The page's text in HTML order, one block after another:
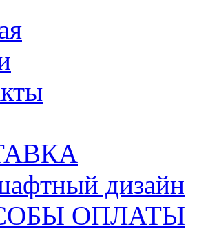
дизайн
ОПЛАТЫ